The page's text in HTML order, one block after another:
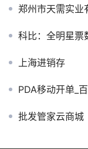
郑州市天需实业
科比：全明星
上海进销存
PDA移动开单_
批发管家云商城